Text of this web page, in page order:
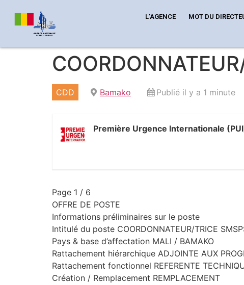
L’AGENCE MOT DU
CDD Bamako Publié il y a 1 minute
Première Urgence Internationale
Page 1 / 6
OFFRE DE POSTE
Informations préliminaires sur le poste
Intitulé du poste COORDONNATEUR/TRICE
Pays & base d’affectation MALI / BAMAKO
Rattachement hiérarchique ADJOINTE AUX
Rattachement fonctionnel REFERENTE
Création / Remplacement REMPLACEMENT